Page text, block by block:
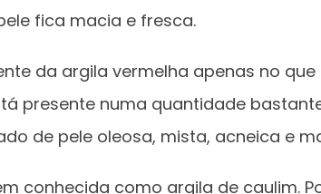
fica macia e fresca.
da argila vermelha apenas no
presente numa quantidade
de pele oleosa, mista, acneica e
conhecida como argila de caulim.